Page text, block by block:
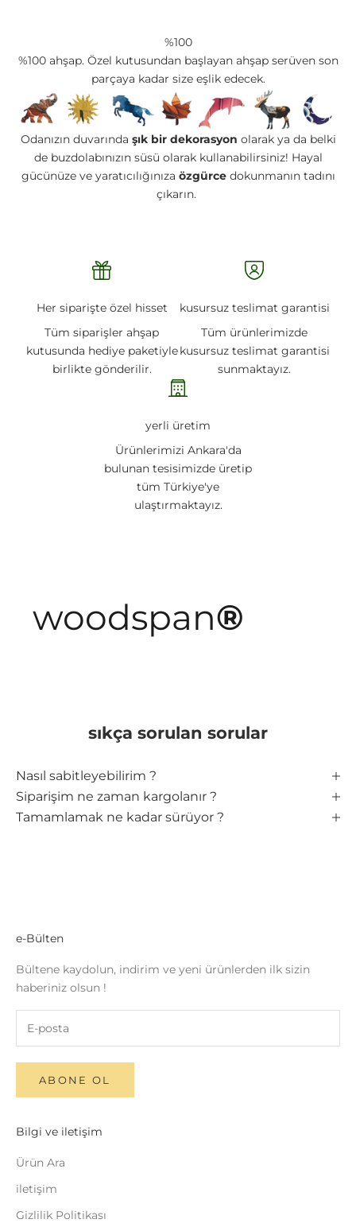
%100
%100 ahşap. Özel kutusundan başlayan ahşap serüven son
parçaya kadar size eşlik edecek.
Odanızın duvarında şık bir dekorasyon olarak ya da belki
de buzdolabınızın süsü olarak kullanabilirsiniz! Hayal
gücünüze ve yaratıcılığınıza özgürcedokunmanın tadını
çıkarın.
Her siparişte özel hisset
Tüm siparişler ahşap
kutusunda hediye paketiyle
birlikte gönderilir.
kusursuz teslimat garantisi
Tüm ürünlerimizde
kusursuz teslimat garantisi
sunmaktayız.
yerli üretim
Ürünlerimizi Ankara'da
bulunan tesisimizde üretip
tüm Türkiye'ye
ulaştırmaktayız.
woodspan®
sıkça sorulan sorular
Nasıl sabitleyebilirim ?
Siparişim ne zaman kargolanır ?
Tamamlamak ne kadar sürüyor ?
e-Bülten
Bültene kaydolun, indirim ve yeni ürünlerden ilk sizin
haberiniz olsun !
ABONE OL
Bilgi ve iletişim
Ürün Ara
iletişim
Gizlilik Politikası